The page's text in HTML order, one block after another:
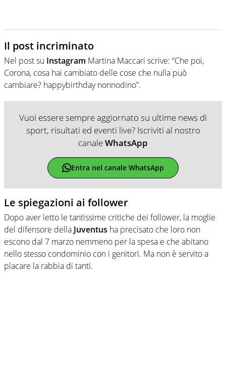
Il post incriminato
Nel post su Instagram Martina Maccari scrive: “Che poi,
Corona, cosa hai cambiato delle cose che nulla può
cambiare? happybirthday nonnodino”.
Vuoi essere sempre aggiornato su ultime news di
sport, risultati ed eventi live? Iscriviti al nostro
canaleWhatsApp
Entra nel canale WhatsApp
Le spiegazioni ai follower
Dopo aver letto le tantissime critiche dei follower, la moglie
del difensore della Juventus ha precisato che loro non
escono dal 7 marzo nemmeno per la spesa e che abitano
nello stesso condominio con i genitori. Ma non è servito a
placare la rabbia di tanti.